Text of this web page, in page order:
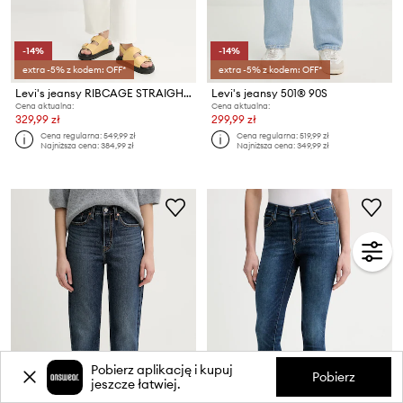
-14%
extra -5% z kodem: OFF*
Levi's jeansy RIBCAGE STRAIGHT ANKLE
Cena aktualna:
329,99 zł
Cena regularna:549,99 zł
Najniższa cena:384,99 zł
-14%
extra -5% z kodem: OFF*
Levi's jeansy 501® 90S
Cena aktualna:
299,99 zł
Cena regularna:519,99 zł
Najniższa cena:349,99 zł
Pobierz aplikację i kupuj
jeszcze łatwiej.
Pobierz